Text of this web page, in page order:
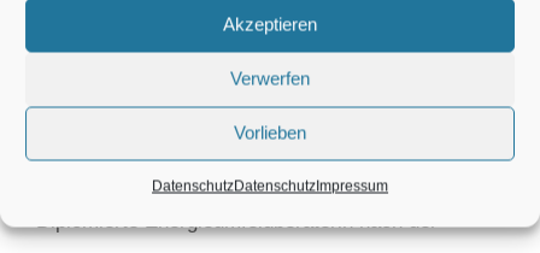
Akzeptieren
Verwerfen
Vorlieben
DatenschutzDatenschutzImpressum